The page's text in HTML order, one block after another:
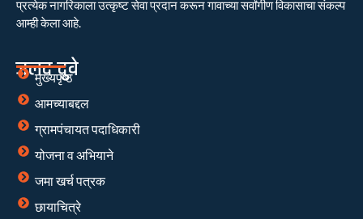
प्रत्येक नागरिकाला उत्कृष्ट सेवा प्रदान करून गावाच्या सर्वांगीण विकासाचा संकल्प
आम्ही केला आहे.
जलद दुवे
मुख्यपृष्ठ
आमच्याबद्दल
ग्रामपंचायत पदाधिकारी
योजना व अभियाने
जमा खर्च पत्रक
छायाचित्रे